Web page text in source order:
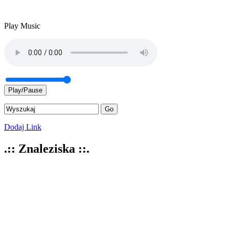
Play Music
Play/Pause
Dodaj Link
.:: Znaleziska ::.